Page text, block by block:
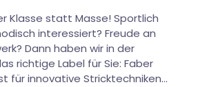
Klasse statt Masse! Sportlich
interessiert? Freude an
Dann haben wir in der
richtige Label für Sie: Faber
für innovative Stricktechniken…